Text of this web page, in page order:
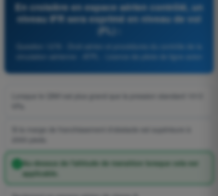
En croisière en espace aérien contrôlé, un
niveau IFR sera exprimé en niveau de vol
(FL) :
Au-dessus de l'altitude de transition lorsque cela est
applicable.